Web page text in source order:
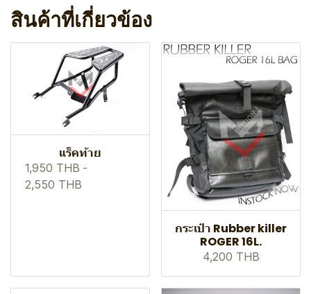
สินค้าที่เกี่ยวข้อง
แร็คท้าย
1,950 THB -
2,550 THB
กระเป๋า Rubber killer
ROGER 16L.
4,200 THB